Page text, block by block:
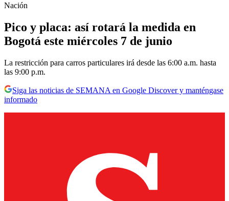
Nación
Pico y placa: así rotará la medida en
Bogotá este miércoles 7 de junio
La restricción para carros particulares irá desde las 6:00 a.m. hasta
las 9:00 p.m.
Siga las noticias de SEMANA en Google Discover y manténgase
informado